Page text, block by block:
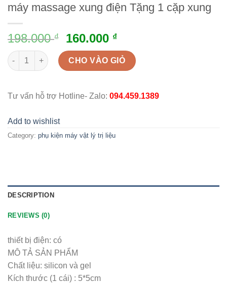
máy massage xung điện Tặng 1 cặp xung
198.000₫ 160.000 ₫
[MUA 5 TẶNG 1] Combo 5 cặp dán điện xụng máy vật lý trị
CHO VÀO GIỎ
Tư vấn hỗ trợ Hotline- Zalo: 094.459.1389
Add to wishlist
Category: phụ kiện máy vật lý trị liệu
DESCRIPTION
REVIEWS (0)
thiết bị điện: có
MÔ TẢ SẢN PHẨM
Chất liệu: silicon và gel
Kích thước (1 cái) : 5*5cm